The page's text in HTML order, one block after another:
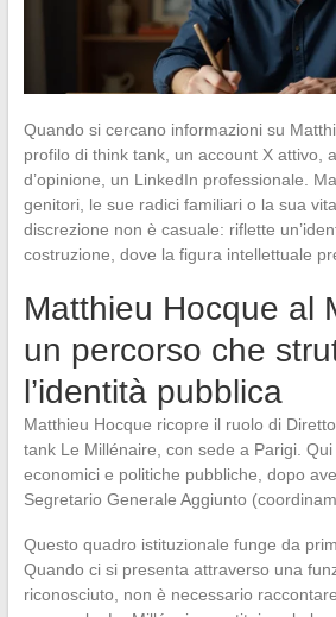
Quando si cercano informazioni su
profilo di think tank, un account X attivo,
d’opinione, un LinkedIn professionale.
genitori, le sue radici familiari o la sua
discrezione non è casuale: riflette
costruzione, dove la figura intellettuale
Matthieu Hocque al
un percorso che
l’identità pubblica
Matthieu Hocque ricopre il ruolo di
tank Le Millénaire, con sede a Parigi.
economici e politiche pubbliche, dopo
Segretario Generale Aggiunto
Questo quadro istituzionale funge da
Quando ci si presenta attraverso una
riconosciuto, non è necessario